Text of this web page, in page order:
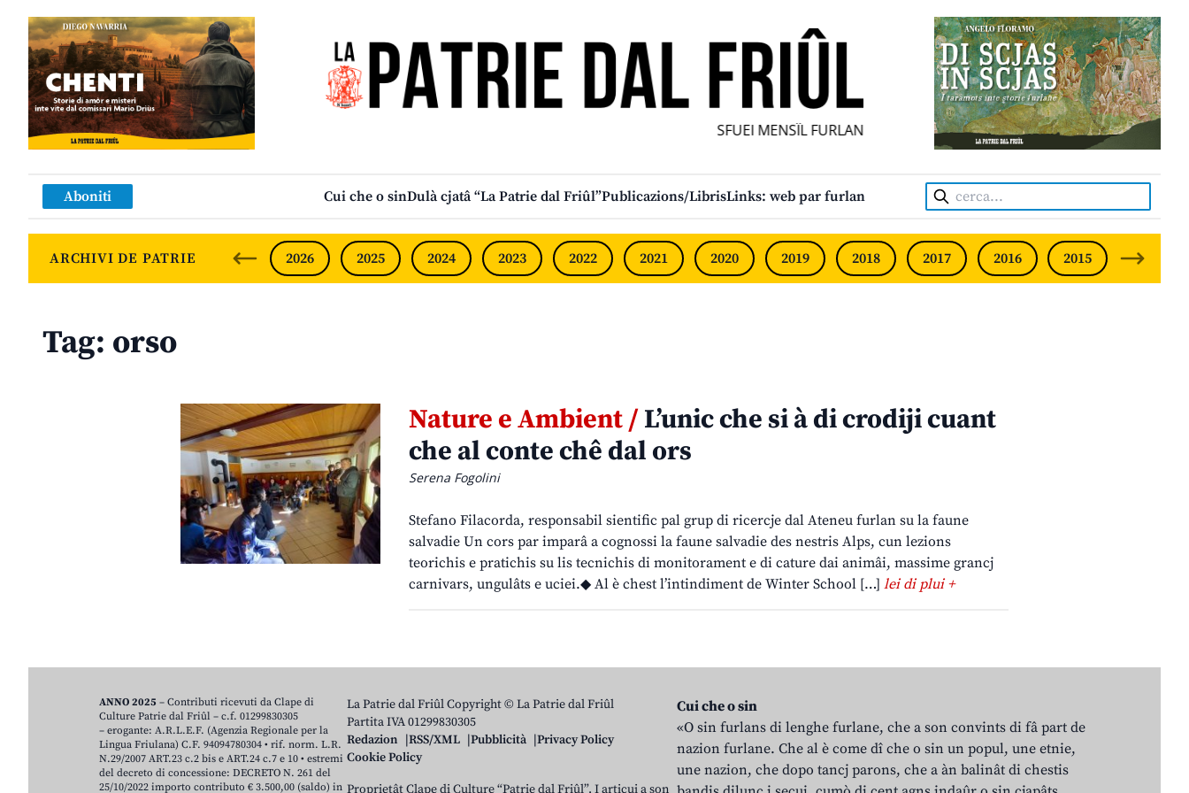
SFUEI MENSÎL FURLAN INDIPENDENT • INDEPENDENT FRIULIAN
Aboniti Cui che o sinDulà cjatâ “La Patrie dal Friûl”Publicazions/LibrisLinks: web par furlan Cerca:
ARCHIVI DE PATRIE 2026 2025 2024 2023 2022 2021 2020 2019 2018 2017 2016 2015 2014
Tag: orso
Nature e Ambient /L’unic che si à di crodiji cuant
che al conte chê dal ors
Serena Fogolini
Stefano Filacorda, responsabil sientific pal grup di ricercje dal Ateneu furlan su la faune
salvadie Un cors par imparâ a cognossi la faune salvadie des nestris Alps, cun lezions
teorichis e pratichis su lis tecnichis di monitorament e di cature dai animâi, massime grancj
carnivars, ungulâts e uciei.◆ Al è chest l’intindiment de Winter School […] lei di plui +
La Patrie dal Friûl Copyright © La Patrie dal Friûl
Partita IVA 01299830305
Redazion
RSS/XML Pubblicità
Privacy Policy
Cookie Policy
Proprietât Clape di Culture “Patrie dal Friûl”. I articui a son
Cui che o sin
«O sin furlans di lenghe furlane, che a son convints di fâ part de
nazion furlane. Che al è come dî che o sin un popul, une etnie,
une nazion, che dopo tancj parons, che a àn balinât di chestis
ANNO 2025 – Contributi ricevuti da Clape di
Culture Patrie dal Friûl – c.f. 01299830305
– erogante: A.R.L.E.F. (Agenzia Regionale per la
Lingua Friulana) C.F. 94094780304 • rif. norm. L.R.
N.29/2007 ART.23 c.2 bis e ART.24 c.7 e 10 • estremi
del decreto di concessione: DECRETO N. 261 del
25/10/2022 importo contributo € 3.500,00 (saldo) in